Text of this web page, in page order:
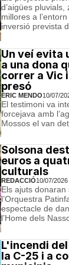
d’aigües pluvials,
millores a
inversió prevista
Un veí evita
a una dona
correr a Vic
presó
ERIC MENDO10/07/
El testimoni va
forcejava amb
Mossos el van
Solsona
euros a
culturals
REDACCIÓ10/07/2026
Els ajuts donaran
l’Orquestra
espectacle de
l’Home dels
L'incendi
la C-25 i a